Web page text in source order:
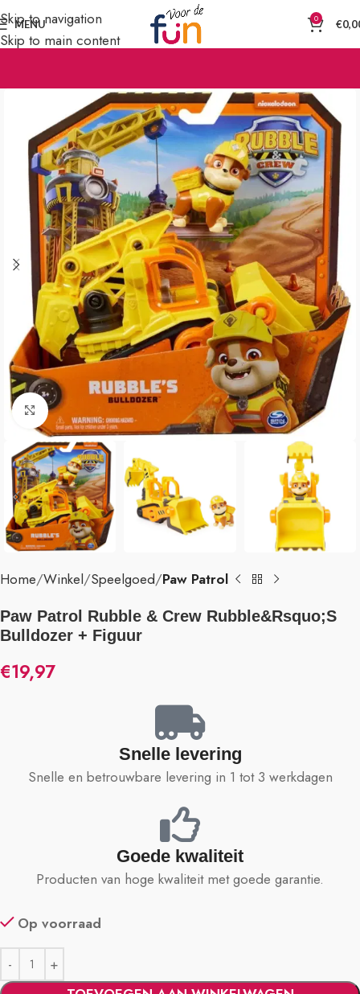
Skip to navigation
Skip to main content
MENU 0 €
Klik om te vergroten
Home Winkel Speelgoed Paw Patrol
Paw Patrol Rubble & Crew Rubble&Rsquo;S
Bulldozer + Figuur
€19,97
Snelle levering
Snelle en betrouwbare levering in 1 tot 3 werkdagen
Goede kwaliteit
Producten van hoge kwaliteit met goede garantie.
Op voorraad